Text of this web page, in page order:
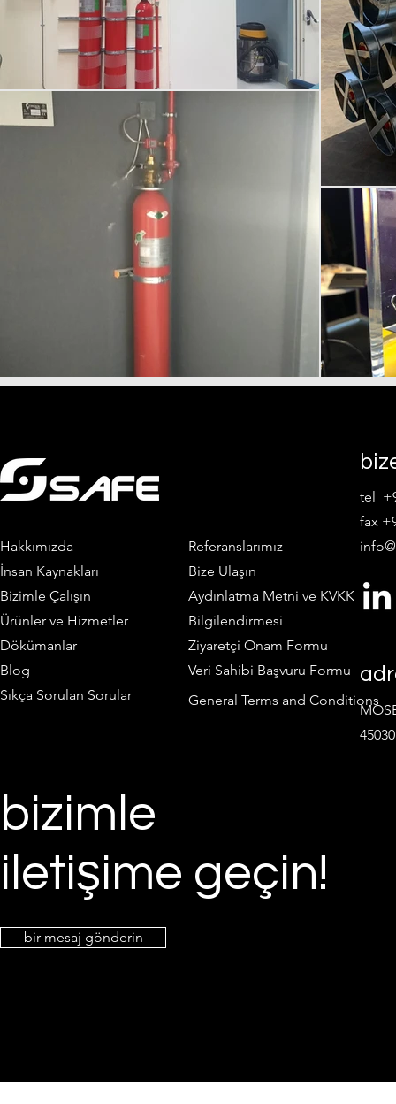
Hakkımızda
İnsan Kaynakları
Bizimle Çalışın
Ürünler ve Hizmetler
Dökümanlar
Blog
Sıkça Sorulan Sorular
Referanslarımız
Bize Ulaşın
Aydınlatma Metni ve KVKK
Bilgilendirmesi
Ziyaretçi Onam Formu
Veri Sahibi Başvuru Formu
General Terms and Conditions
bizimle
iletişime geçin!
bir mesaj gönderin
tel
fax